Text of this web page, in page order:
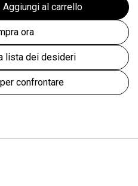
Aggiungi al carrello
ora
confrontare
lista dei desideri